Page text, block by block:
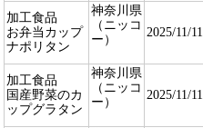
加工食品
お弁当カップ
ナポリタン
神奈川県
（ニッコ
ー）
2025/11/11
加工食品
国産野菜のカ
ップグラタン
神奈川県
（ニッコ
ー）
2025/11/11